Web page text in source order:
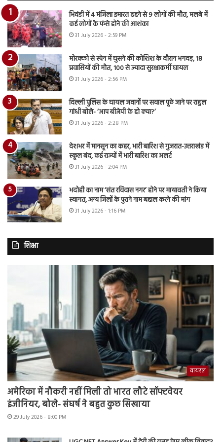
भिवंडी में 4 मंजिला इमारत ढहने से 9 लोगों की मौत, मलबे में
कई लोगों के फंसे होने की आशंका
31 July 2026 - 2:59 PM
मोरक्को से स्पेन में घुसने की कोशिश के दौरान भगदड़, 18
प्रवासियों की मौत, 100 से ज्यादा सुरक्षाकर्मी घायल
31 July 2026 - 2:56 PM
दिल्ली पुलिस के घायल जवानों पर सवाल पूछे जाने पर राहुल
गांधी बोले- ‘आप बीजेपी के हो क्या?’
31 July 2026 - 2:28 PM
देशभर में मानसून का कहर, भारी बारिश से गुजरात-उत्तराखंड में
स्कूल बंद, कई राज्यों में भारी बारिश का अलर्ट
31 July 2026 - 2:04 PM
भदोही का नाम ‘संत रविदास नगर’ होने पर मायावती ने किया
स्वागत, अन्य जिलों के पुराने नाम बहाल करने की मांग
31 July 2026 - 1:16 PM
शिक्षा
वायरल
अमेरिका में नौकरी नहीं मिली तो भारत लौटे सॉफ्टवेयर
इंजीनियर, बोले- संघर्ष ने बहुत कुछ सिखाया
29 July 2026 - 8:00 PM